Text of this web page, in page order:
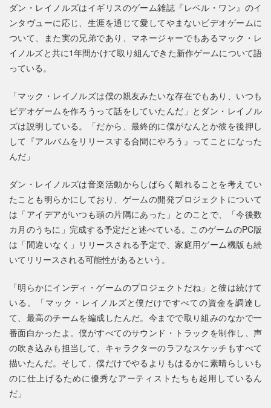
ダン・レイノルズはイギリスのゲーム雑誌『レベル・ワン』のイ
ンタヴューに応じ、生涯を通じて愛してやまないビデオゲームに
ついて、また実の兄弟であり、マネージャーでもあるマック・レ
イノルズと共に1年間かけて取り組んできた新作ゲームについて語
っている。
「マック・レイノルズは僕の親友みたいな存在でもあり、いつも
ビデオゲームを作ろうって話をしていたんだ」とダン・レイノル
ズは説明している。「だから、最終的に僕がなんとか彼を後押し
して『アルバムをリリースする合間にやろう』ってことになった
んだ」
ダン・レイノルズは音楽活動からしばらく離れることを考えてい
たことも明らかにしており、ゲームの開発プロジェクトについて
は「アイデアがいつも頭の片隅にあった」とのことで、「今後数
カ月のうちに」完成する予定だと述べている。このゲームのPC版
は「間違いなく」リリースされる予定で、家庭用ゲーム機版も続
いてリリースされる可能性があるという。
「明らかにインディ・ゲームのプロジェクトだね」と彼は続けて
いる。「マック・レイノルズと僕だけですべての資金を調達し
て、最高のチームを編成したんだ。今までで取り組みのなかで一
番面白かったよ。僕がすべてのサウンド・トラックを制作し、声
の吹き込みも担当して、キャラクターのラフなスケッチもすべて
描いたんだ。そして、僕だけでやるよりもはるかに素晴らしいも
のに仕上げるために優秀なアーティストたちも起用しているん
だ」